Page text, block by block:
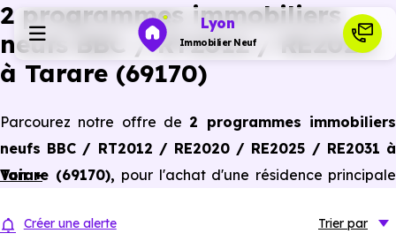
Lyon
Immobilier Neuf
Investir
2 programmes immobiliers
neufs BBC / RT2012 / RE2020
à Tarare (69170)
Parcourez notre offre de 2 programmes immobiliers
neufs BBC / RT2012 / RE2020 / RE2025 / RE2031 à
Tarare (69170), pour l'achat d'une résidence principale
normes de performances énergétiques, pour un gain
Voir +
Créer une alerte Trier par